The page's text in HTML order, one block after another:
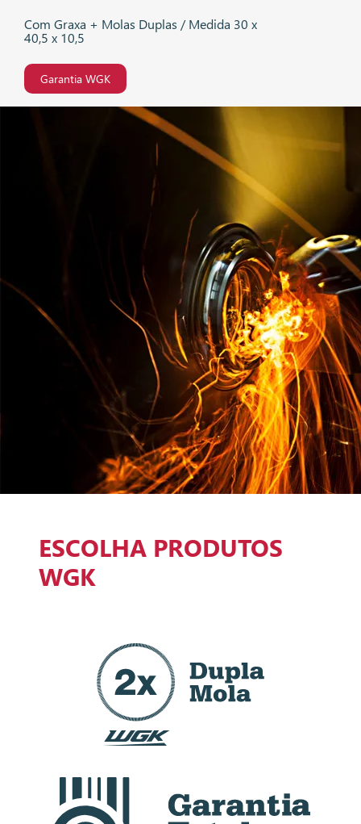
Com Graxa + Molas Duplas / Medida 30 x
40,5 x 10,5
Garantia WGK
ESCOLHA PRODUTOS
WGK